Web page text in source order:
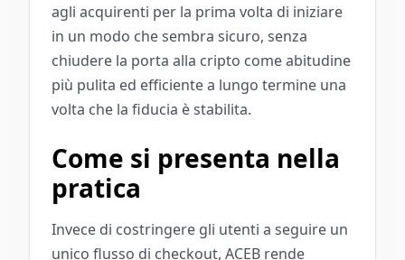
agli acquirenti per la prima volta di iniziare
in un modo che sembra sicuro, senza
chiudere la porta alla cripto come abitudine
più pulita ed efficiente a lungo termine una
volta che la fiducia è stabilita.
Come si presenta nella
pratica
Invece di costringere gli utenti a seguire un
unico flusso di checkout, ACEB rende